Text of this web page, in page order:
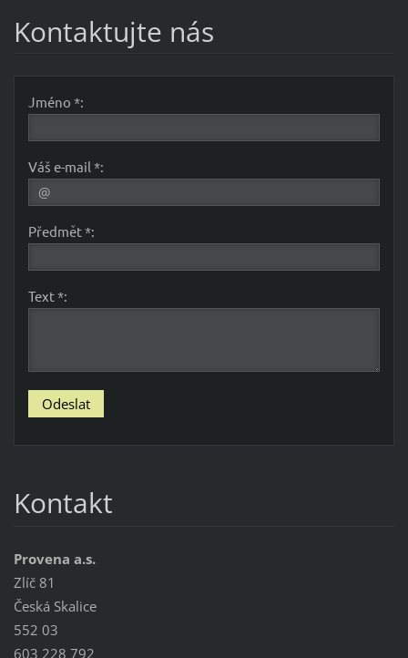
Kontaktujte nás
Jméno *:
Váš e-mail *:
Předmět *:
Text *:
Kontakt
Provena a.s.
Zlíč 81
Česká Skalice
552 03
603 228 792